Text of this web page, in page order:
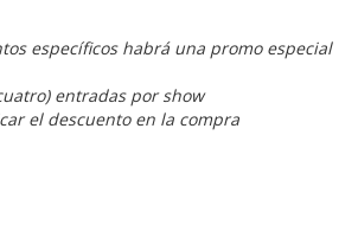
específicos habrá una promo especial
entradas por show
el descuento en la compra